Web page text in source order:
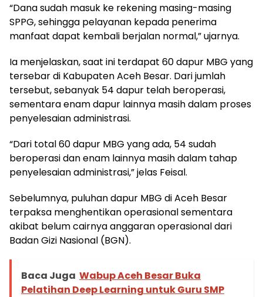
“Dana sudah masuk ke rekening masing-masing
SPPG, sehingga pelayanan kepada penerima
manfaat dapat kembali berjalan normal,” ujarnya.
Ia menjelaskan, saat ini terdapat 60 dapur MBG yang
tersebar di Kabupaten Aceh Besar. Dari jumlah
tersebut, sebanyak 54 dapur telah beroperasi,
sementara enam dapur lainnya masih dalam proses
penyelesaian administrasi.
“Dari total 60 dapur MBG yang ada, 54 sudah
beroperasi dan enam lainnya masih dalam tahap
penyelesaian administrasi,” jelas Feisal.
Sebelumnya, puluhan dapur MBG di Aceh Besar
terpaksa menghentikan operasional sementara
akibat belum cairnya anggaran operasional dari
Badan Gizi Nasional (BGN).
Baca Juga Wabup Aceh Besar Buka
Pelatihan Deep Learning untuk Guru SMP